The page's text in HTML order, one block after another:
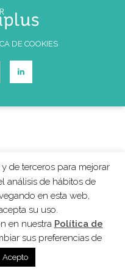
DE COOKIES
de terceros para mejorar
análisis de hábitos de
en esta web,
su uso.
en nuestra Política de
sus preferencias de
Acepto